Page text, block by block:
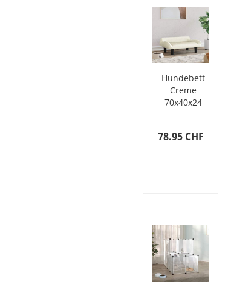
Hundebett
Creme
70x40x24
78.95 CHF